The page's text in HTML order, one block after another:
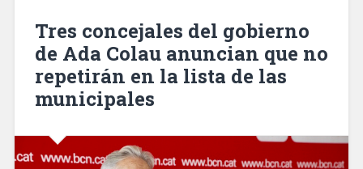
actividad
de
los
VTC
en
Tres concejales del gobierno
de Ada Colau anuncian que no
repetirán en la lista de las
municipales